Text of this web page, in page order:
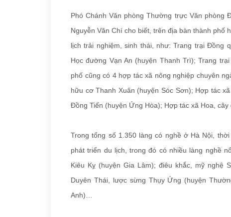
Phó Chánh Văn phòng Thường trực Văn
Nguyễn Văn Chí cho biết, trên địa bàn thành phố
lịch trải nghiệm, sinh thái, như: Trang trại Đồng
Học đường Vạn An (huyện Thanh Trì); Trang
phố cũng có 4 hợp tác xã nông nghiệp chuyên
hữu cơ Thanh Xuân (huyện Sóc Sơn); Hợp tác
Đồng Tiến (huyện Ứng Hòa); Hợp tác xã Hoa,
Trong tổng số 1.350 làng có nghề ở Hà Nội,
phát triển du lịch, trong đó có nhiều làng nghề
Kiêu Kỵ (huyện Gia Lâm); điêu khắc, mỹ
Duyên Thái, lược sừng Thụy Ứng (huyện
Anh)…